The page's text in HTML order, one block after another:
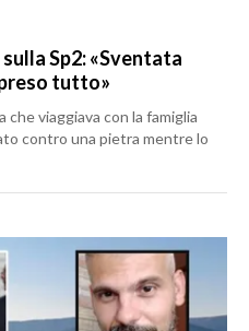
Sp2: «Sventata
tutto»
viaggiava con la famiglia
contro una pietra mentre lo